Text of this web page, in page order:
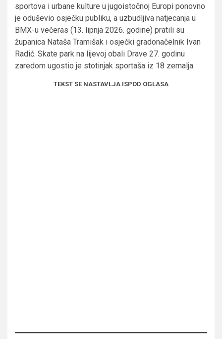
sportova i urbane kulture u jugoistočnoj Europi ponovno
je oduševio osječku publiku, a uzbudljiva natjecanja u
BMX-u večeras (13. lipnja 2026. godine) pratili su
županica Nataša Tramišak i osječki gradonačelnik Ivan
Radić. Skate park na lijevoj obali Drave 27. godinu
zaredom ugostio je stotinjak sportaša iz 18 zemalja.
–TEKST SE NASTAVLJA ISPOD OGLASA–